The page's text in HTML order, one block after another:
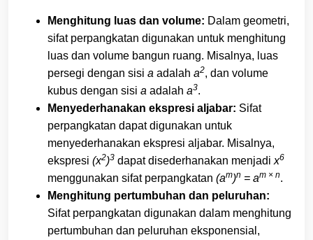
Menghitung luas dan volume: Dalam geometri,
sifat perpangkatan digunakan untuk menghitung
luas dan volume bangun ruang. Misalnya, luas
persegi dengan sisi a adalah a2, dan volume
kubus dengan sisi a adalah a3.
Menyederhanakan ekspresi aljabar: Sifat
perpangkatan dapat digunakan untuk
menyederhanakan ekspresi aljabar. Misalnya,
ekspresi (x2)3 dapat disederhanakan menjadi x6
menggunakan sifat perpangkatan (am)n = am × n.
Menghitung pertumbuhan dan peluruhan:
Sifat perpangkatan digunakan dalam menghitung
pertumbuhan dan peluruhan eksponensial,